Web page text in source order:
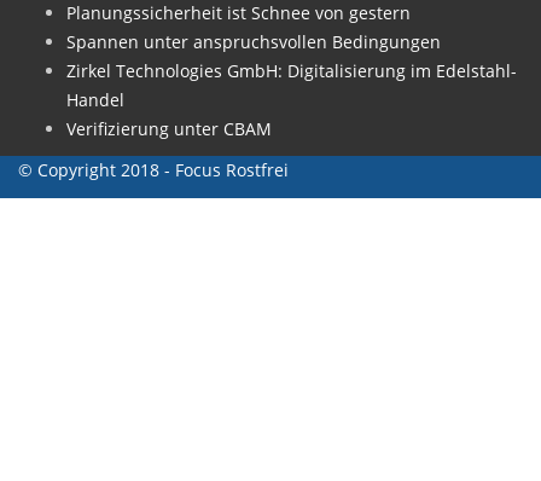
Planungssicherheit ist Schnee von gestern
Spannen unter anspruchsvollen Bedingungen
Zirkel Technologies GmbH: Digitalisierung im Edelstahl-
Handel
Verifizierung unter CBAM
© Copyright 2018 - Focus Rostfrei